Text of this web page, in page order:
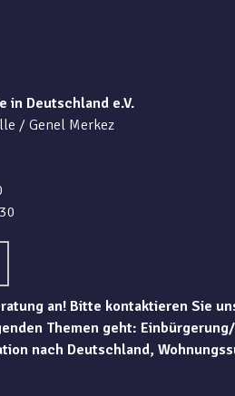
in Deutschland e.V.
/ Genel Merkez
an! Bitte kontaktieren Sie
Themen geht:
nach Deutschland,